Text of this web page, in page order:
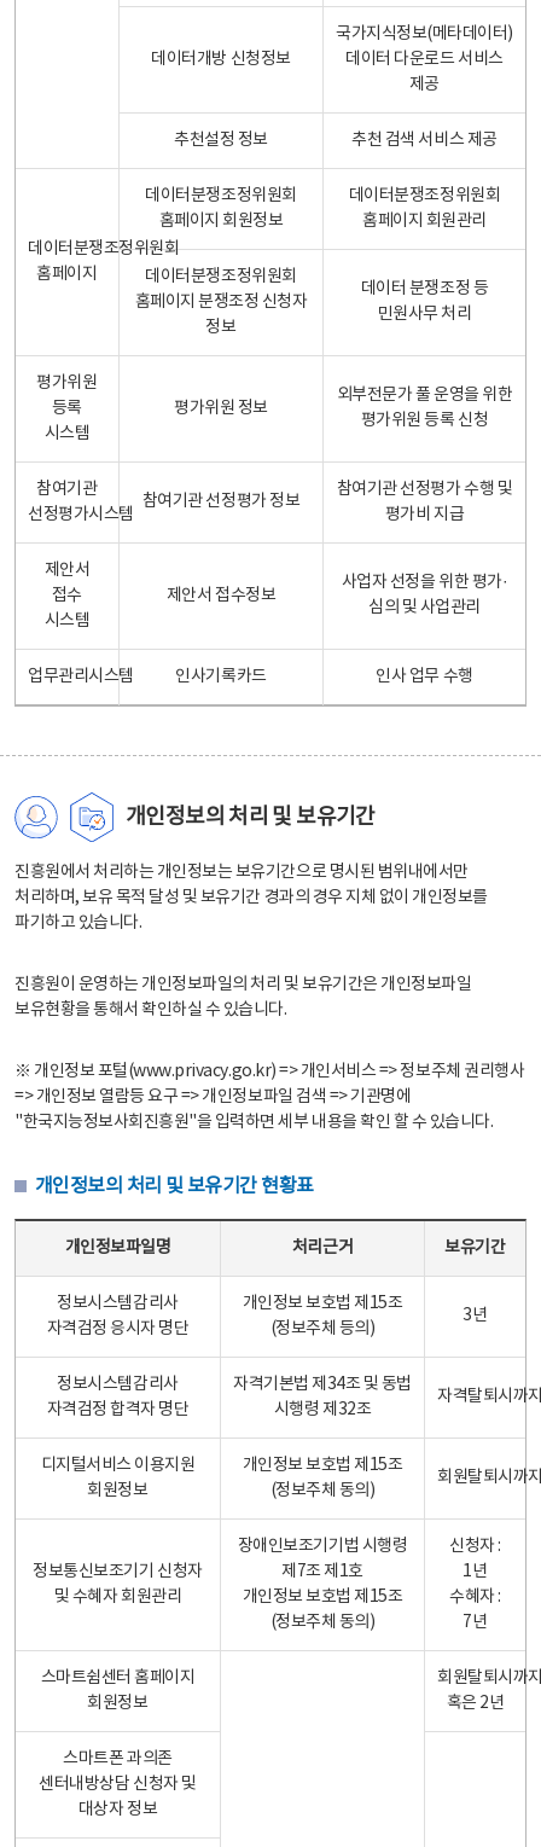
데이터개방 신청정보
국가지식정보(메타데이터)
데이터 다운로드 서비스
제공
추천설정 정보 추천 검색 서비스 제공
데이터분쟁조정위원회
홈페이지
데이터분쟁조정위원회
홈페이지 회원정보
데이터분쟁조정위원회
홈페이지 회원관리
데이터분쟁조정위원회
홈페이지 분쟁조정 신청자
정보
데이터 분쟁조정 등
민원사무 처리
평가위원
등록
시스템
평가위원 정보
외부전문가 풀 운영을 위한
평가위원 등록 신청
참여기관
선정평가시스템
참여기관 선정평가 정보
참여기관 선정평가 수행 및
평가비 지급
제안서
접수
시스템
제안서 접수정보
사업자 선정을 위한 평가·
심의 및 사업관리
업무관리시스템 인사기록카드 인사 업무 수행
개인정보의 처리 및 보유기간
진흥원에서 처리하는 개인정보는 보유기간으로 명시된 범위내에서만
처리하며, 보유 목적 달성 및 보유기간 경과의 경우 지체 없이 개인정보를
파기하고 있습니다.
진흥원이 운영하는 개인정보파일의 처리 및 보유기간은 개인정보파일
보유현황을 통해서 확인하실 수 있습니다.
※ 개인정보 포털(www.privacy.go.kr) => 개인서비스 => 정보주체 권리행사
=> 개인정보 열람등 요구 => 개인정보파일 검색 => 기관명에
"한국지능정보사회진흥원"을 입력하면 세부 내용을 확인 할 수 있습니다.
개인정보의 처리 및 보유기간 현황표
개인정보파일명 처리근거 보유기간
정보시스템감리사
자격검정 응시자 명단
개인정보 보호법 제15조
(정보주체 등의)
3년
정보시스템감리사
자격검정 합격자 명단
자격기본법 제34조 및 동법
시행령 제32조
자격탈퇴시까
디지털서비스 이용지원
회원정보
개인정보 보호법 제15조
(정보주체 동의)
회원탈퇴시까
정보통신보조기기 신청자
및 수혜자 회원관리
장애인보조기기법 시행령
제7조 제1호
개인정보 보호법 제15조
(정보주체 동의)
신청자 :
1년
수혜자 :
7년
스마트쉼센터 홈페이지
회원정보
회원탈퇴시까
혹은 2년
스마트폰 과의존
센터내방상담 신청자 및
대상자 정보